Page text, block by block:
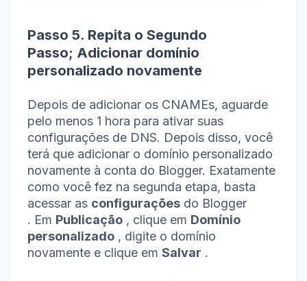
Passo 5. Repita o Segundo
Passo; Adicionar domínio
personalizado novamente
Depois de adicionar os CNAMEs, aguarde
pelo menos 1 hora para ativar suas
configurações de DNS. Depois disso, você
terá que adicionar o domínio personalizado
novamente à conta do Blogger. Exatamente
como você fez na segunda etapa, basta
acessar as configurações do Blogger
. Em Publicação , clique em Domínio
personalizado , digite o domínio
novamente e clique em Salvar .